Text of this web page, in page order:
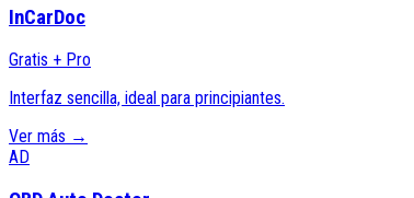
InCarDoc
Gratis + Pro
Interfaz sencilla, ideal para principiantes.
Ver más →
AD